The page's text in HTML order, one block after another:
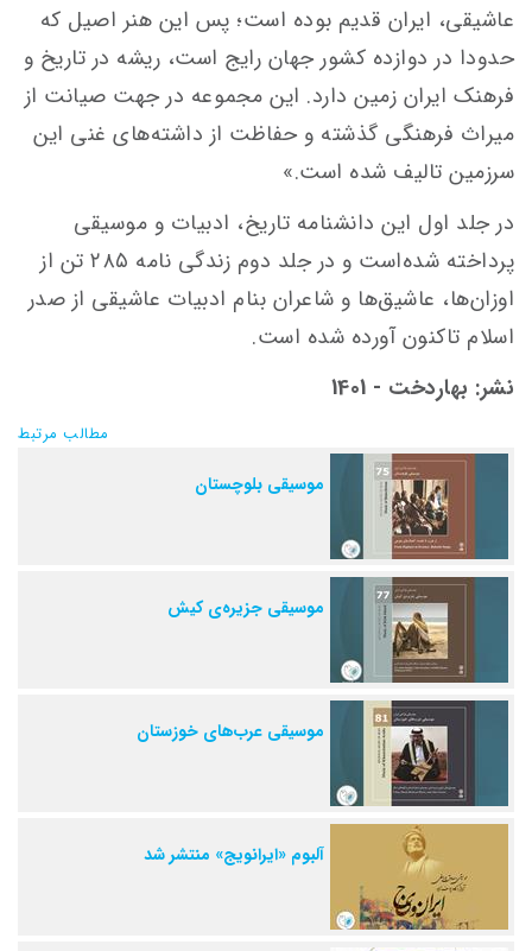
عاشیقی، ایران قدیم بوده است؛ پس این هنر اصیل که
حدودا در دوازده کشور جهان رایج است، ریشه در تاریخ و
فرهنک ایران زمین دارد. این مجموعه در جهت صیانت از
میراث فرهنگی گذشته و حفاظت از داشته‌های غنی این
سرزمین تالیف شده است.»
در جلد اول این دانشنامه تاریخ، ادبیات و موسیقی
پرداخته شده‌است و در جلد دوم زندگی نامه ۲۸۵ تن از
اوزان‌ها، عاشیق‌ها و شاعران بنام ادبیات عاشیقی از صدر
اسلام تاکنون آورده شده است.
نشر: بهاردخت - 1401
مطالب مرتبط
موسیقی بلوچستان
موسیقی جزیره‌ی کیش
موسیقی عرب‌های خوزستان
آلبوم «ایرانویج» منتشر شد